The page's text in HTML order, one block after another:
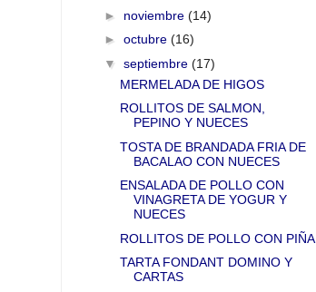
► noviembre (14)
► octubre (16)
▼ septiembre (17)
MERMELADA DE HIGOS
ROLLITOS DE SALMON,
PEPINO Y NUECES
TOSTA DE BRANDADA FRIA DE
BACALAO CON NUECES
ENSALADA DE POLLO CON
VINAGRETA DE YOGUR Y
NUECES
ROLLITOS DE POLLO CON PIÑA
TARTA FONDANT DOMINO Y
CARTAS